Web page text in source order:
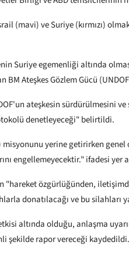
(mavi) ve Suriye (kırmızı)
Suriye egemenliği altında
BM Ateşkes Gözlem Gücü
ateşkesin sürdürülmesini ve
denetleyeceği" belirtildi.
yerine getirirken
engellemeyecektir." ifadesi yer
"hareket özgürlüğünden,
donatılacağı ve bu silahları
altında olduğu, anlaşma
şekilde rapor vereceği kaydedildi.